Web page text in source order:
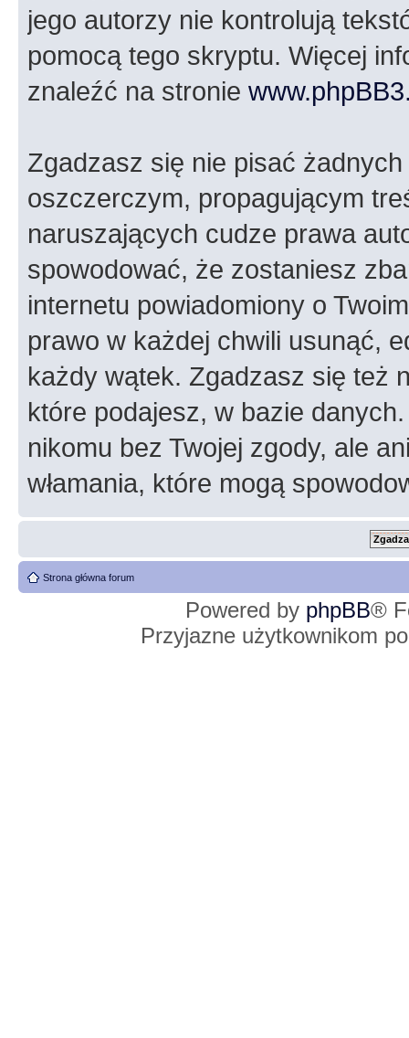
jego autorzy nie kontrolują
pomocą tego skryptu. Więcej
znaleźć na stronie
Zgadzasz się nie pisać
oszczerczym, propagującym
naruszających cudze prawa
spowodować, że zostaniesz
internetu powiadomiony o
prawo w każdej chwili usunąć,
każdy wątek. Zgadzasz się też
które podajesz, w bazie
nikomu bez Twojej zgody, ale
włamania, które mogą
Strona główna forum
Powered by phpBB®
Przyjazne użytkownikom